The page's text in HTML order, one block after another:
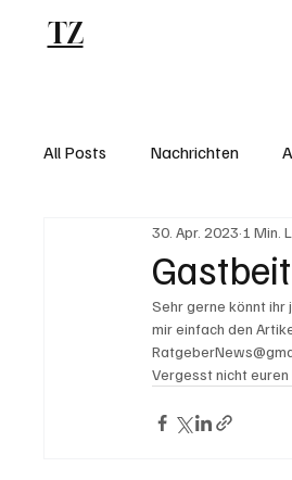
TZ
All Posts Nachrichten
30. Apr. 2023 1 Min.
Sehr gerne könnt
mir einfach den
Vergesst nicht